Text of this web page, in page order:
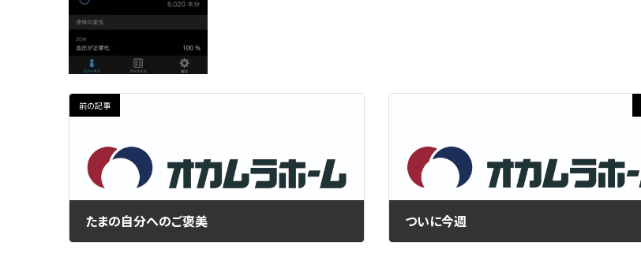
前の記事
たまの自分へのご褒美 ついに今週